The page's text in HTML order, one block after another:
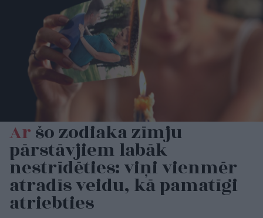
Aršo zodiaka zīmju
pārstāvjiem labāk
nestrīdēties: viņi vienmēr
atradīs veidu, kā pamatīgi
atriebties